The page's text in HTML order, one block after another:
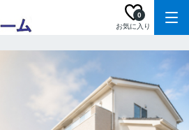
お気に入り
0